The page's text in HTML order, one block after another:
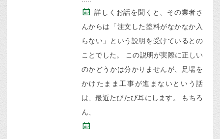
詳しくお話を聞くと、その業者さ
んからは「注文した塗料がなかなか入
らない」という説明を受けているとの
ことでした。 この説明が実際に正しい
のかどうかは分かりませんが、足場を
かけたまま工事が進まないという話
は、最近たびたび耳にします。 もちろ
ん、